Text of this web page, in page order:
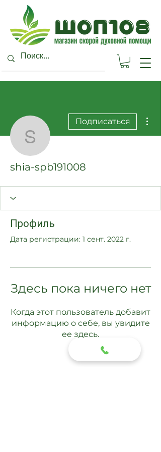
shia-spb191008
Подписаться
shia-spb191008
Профиль
Дата регистрации: 1 сент. 2022 г.
Здесь пока ничего нет
Когда этот пользователь добавит
информацию о себе, вы увидите
ее здесь.